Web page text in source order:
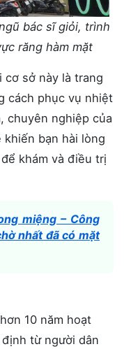
bác sĩ giỏi, trình
răng hàm mặt
cơ sở này là trang
cách phục vụ nhiệt
chuyên nghiệp của
bạn hài lòng
khám và điều trị
miệng – Công
nhất đã có mặt
10 năm hoạt
từ người dân